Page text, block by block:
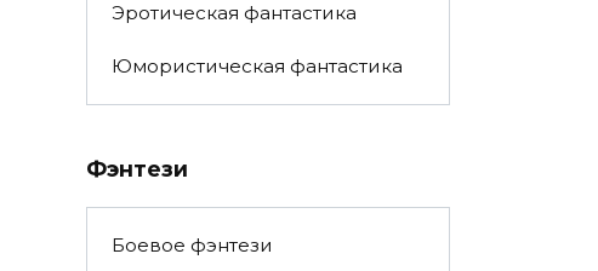
Эротическая фантастика
Юмористическая фантастика
Фэнтези
Боевое фэнтези